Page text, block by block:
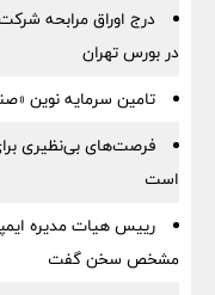
درج اوراق مرابحه
در بورس تهران
تامین سرمایه نوین
فرصت‌های بی‌نظیری
است
رییس هیات مدیره
مشخص سخن گفت